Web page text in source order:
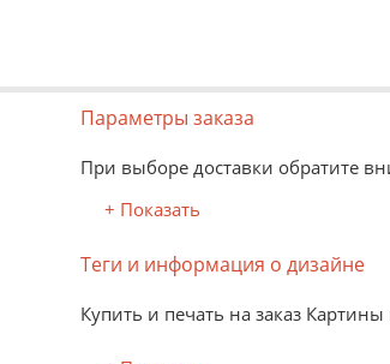
Параметры заказа
При выборе доставки обратите
+ Показать
Теги и информация о дизайне
Купить и печать на заказ